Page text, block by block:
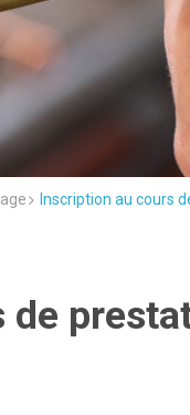
Inscription au cours
de